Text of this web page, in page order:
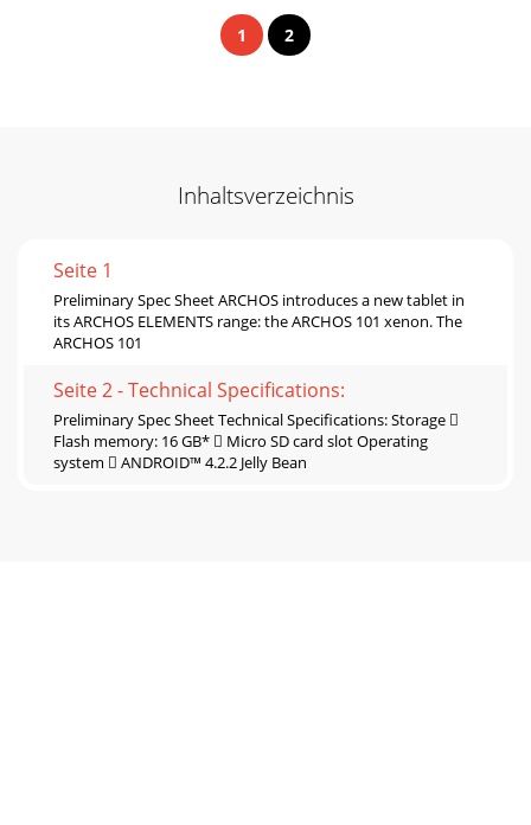
1 2
Inhaltsverzeichnis
Seite 1
Preliminary Spec Sheet ARCHOS introduces a new tablet in
its ARCHOS ELEMENTS range: the ARCHOS 101 xenon. The
ARCHOS 101
Seite 2 - Technical Specifications:
Preliminary Spec Sheet Technical Specifications: Storage 
Flash memory: 16 GB*  Micro SD card slot Operating
system  ANDROID™ 4.2.2 Jelly Bean